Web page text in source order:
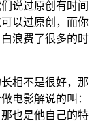
说过原创有时间
以过原创，而你
浪费了很多的时
相不是很好，那
电影解说的叫：
也是他自己的特